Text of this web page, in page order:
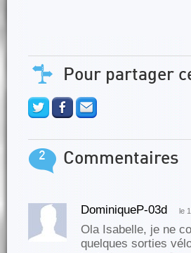
Pour partager
2 Commentaires
DominiqueP-03d le
Ola Isabelle, je ne
quelques sorties